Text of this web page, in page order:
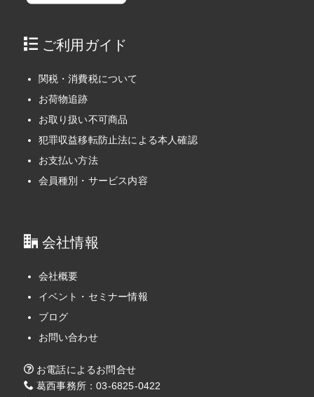
ご利用ガイド
関税・消費税について
お荷物追跡
お取り扱い不可商品
犯罪収益移転防止法による本人確認
お支払い方法
会員種別・サービス内容
会社情報
会社概要
イベント・セミナー情報
ブログ
お問い合わせ
お電話によるお問合せ
葛西事務所：03-6825-0422